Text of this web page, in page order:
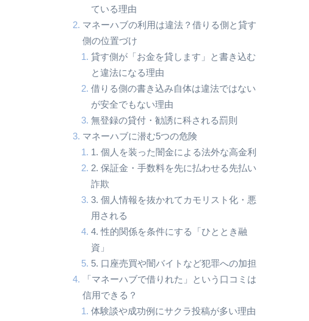
ている理由
マネーハブの利用は違法？借りる側と貸す
側の位置づけ
貸す側が「お金を貸します」と書き込む
と違法になる理由
借りる側の書き込み自体は違法ではない
が安全でもない理由
無登録の貸付・勧誘に科される罰則
マネーハブに潜む5つの危険
1. 個人を装った闇金による法外な高金利
2. 保証金・手数料を先に払わせる先払い
詐欺
3. 個人情報を抜かれてカモリスト化・悪
用される
4. 性的関係を条件にする「ひととき融
資」
5. 口座売買や闇バイトなど犯罪への加担
「マネーハブで借りれた」という口コミは
信用できる？
体験談や成功例にサクラ投稿が多い理由